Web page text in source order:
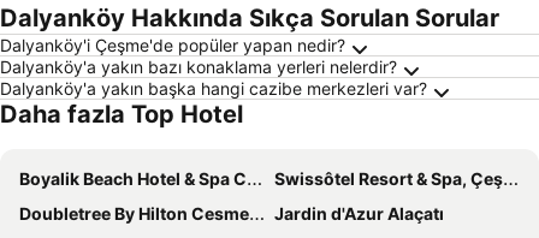
Dalyanköy Hakkında Sıkça Sorulan Sorular
Dalyanköy'i Çeşme'de popüler yapan nedir?
Dalyanköy'a yakın bazı konaklama yerleri nelerdir?
Dalyanköy'a yakın başka hangi cazibe merkezleri var?
Daha fazla Top Hotel
Boyalik Beach Hotel & Spa Cesme
Swissôtel Resort & Spa, Çeşme
Doubletree By Hilton Cesme Alacati
Jardin d'Azur Alaçatı